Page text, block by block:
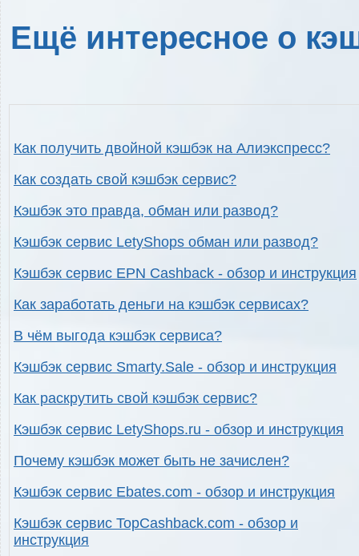
Ещё интересное о
Как получить двойной кэшбэк на Алиэкспресс?
Как создать свой кэшбэк сервис?
Кэшбэк это правда, обман или развод?
Кэшбэк сервис LetyShops обман или развод?
Кэшбэк сервис EPN Cashback - обзор и инструкция
Как заработать деньги на кэшбэк сервисах?
В чём выгода кэшбэк сервиса?
Кэшбэк сервис Smarty.Sale - обзор и инструкция
Как раскрутить свой кэшбэк сервис?
Кэшбэк сервис LetyShops.ru - обзор и инструкция
Почему кэшбэк может быть не зачислен?
Кэшбэк сервис Ebates.com - обзор и инструкция
Кэшбэк сервис TopCashback.com - обзор и
инструкция